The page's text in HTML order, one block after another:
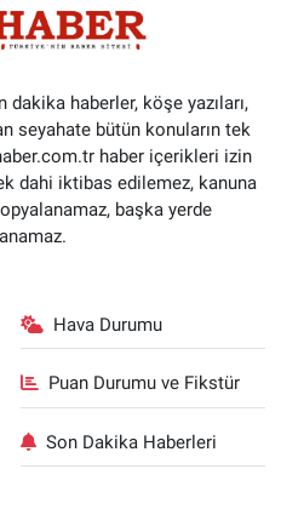
dakika haberler, köşe yazıları,
seyahate bütün konuların tek
haber içerikleri izin
dahi iktibas edilemez, kanuna
başka yerde
Hava Durumu
Puan Durumu ve Fikstür
Son Dakika Haberleri